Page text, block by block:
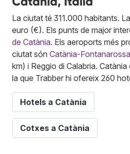
La ciutat té 311.000 habitants.
euro (€). Els punts de major
de Catània. Els aeroports més
ciutat són Catània-Fontanarossa
km) i Reggio di Calabria.
la que Trabber hi ofereix 260
Hotels a Catània
Cotxes a Catània